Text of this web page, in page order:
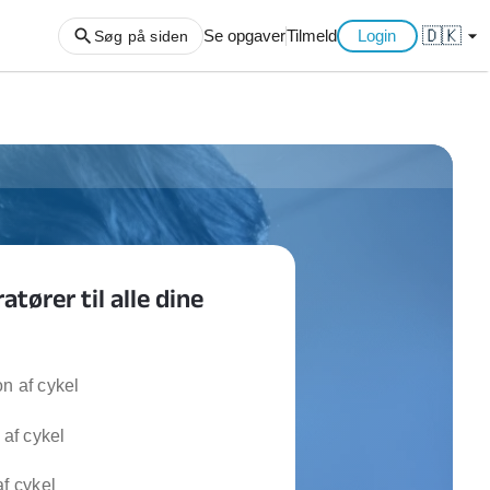
af haveaffald
af storskrald
af køkken
Søg på siden Se opgaverTilmeld Login 🇩🇰 arrow_drop_down
til alle dine
af cykel
cykel
cykel